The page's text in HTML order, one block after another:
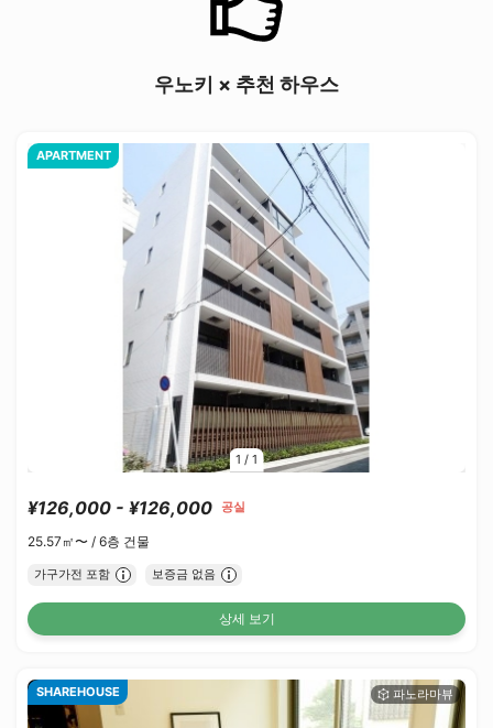
우노키 × 추천 하우스
1 / 1
APARTMENT
¥126,000 - ¥126,000 공실
25.57㎡〜 / 6층 건물
가구가전 포함 보증금 없음
상세 보기
SHAREHOUSE